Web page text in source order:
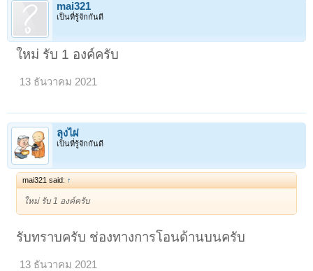
mai321
เป็นที่รู้จักกันดี
ใหม่ รับ 1 องค์ครับ
13 ธันวาคม 2021
ลุงไผ่
เป็นที่รู้จักกันดี
mai321 said: ↑
ใหม่ รับ 1 องค์ครับ
รับทราบครับ ช่องทางการโอนด้านบนครับ
13 ธันวาคม 2021